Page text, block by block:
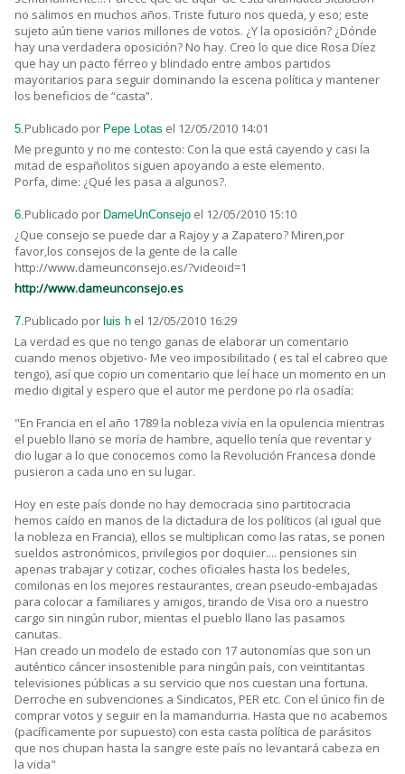
no salimos en muchos años. Triste futuro nos queda, y eso; este
sujeto aún tiene varios millones de votos. ¿Y la oposición? ¿Dónde
hay una verdadera oposición? No hay. Creo lo que dice Rosa Díez
que hay un pacto férreo y blindado entre ambos partidos
mayoritarios para seguir dominando la escena política y mantener
los beneficios de “casta”.
5.Publicado por Pepe Lotas el 12/05/2010 14:01
Me pregunto y no me contesto: Con la que está cayendo y casi la
mitad de españolitos siguen apoyando a este elemento.
Porfa, dime: ¿Qué les pasa a algunos?.
6.Publicado por DameUnConsejo el 12/05/2010 15:10
¿Que consejo se puede dar a Rajoy y a Zapatero? Miren,por
favor,los consejos de la gente de la calle
http://www.dameunconsejo.es/?videoid=1
http://www.dameunconsejo.es
7.Publicado por luis h el 12/05/2010 16:29
La verdad es que no tengo ganas de elaborar un comentario
cuando menos objetivo- Me veo imposibilitado ( es tal el cabreo que
tengo), así que copio un comentario que leí hace un momento en un
medio digital y espero que el autor me perdone po rla osadía:
"En Francia en el año 1789 la nobleza vivía en la opulencia mientras
el pueblo llano se moría de hambre, aquello tenía que reventar y
dio lugar a lo que conocemos como la Revolución Francesa donde
pusieron a cada uno en su lugar.
Hoy en este país donde no hay democracia sino partitocracia
hemos caído en manos de la dictadura de los políticos (al igual que
la nobleza en Francia), ellos se multiplican como las ratas, se ponen
sueldos astronómicos, privilegios por doquier.... pensiones sin
apenas trabajar y cotizar, coches oficiales hasta los bedeles,
comilonas en los mejores restaurantes, crean pseudo-embajadas
para colocar a familiares y amigos, tirando de Visa oro a nuestro
cargo sin ningún rubor, mientas el pueblo llano las pasamos
canutas.
Han creado un modelo de estado con 17 autonomías que son un
auténtico cáncer insostenible para ningún país, con veintitantas
televisiones públicas a su servicio que nos cuestan una fortuna.
Derroche en subvenciones a Sindicatos, PER etc. Con el único fin de
comprar votos y seguir en la mamandurria. Hasta que no acabemos
(pacíficamente por supuesto) con esta casta política de parásitos
que nos chupan hasta la sangre este país no levantará cabeza en
la vida"